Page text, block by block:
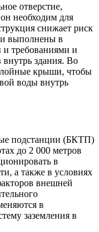
отверстие,
необходим для
снижает риск
выполнены в
требованиями и
здания. Во
крыши, чтобы
воды внутрь
подстанции (БКТП)
до 2 000 метров
в
а также в условиях
внешней
в
заземления в